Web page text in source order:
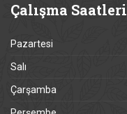
Çalışma Saatleri
Pazartesi
Salı
Çarşamba